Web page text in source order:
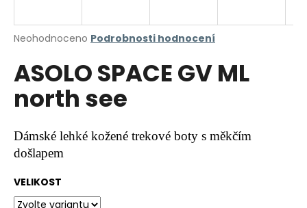
Průměrné
produktu
je
hvězdiček.
Neohodnoceno Podrobnosti hodnocení
ASOLO SPACE GV ML
north see
Dámské lehké kožené trekové boty s měkčím
došlapem
VELIKOST
j
t
?